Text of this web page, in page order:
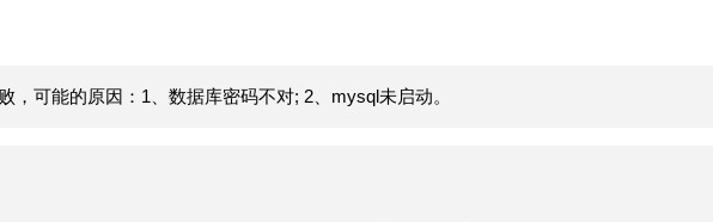
，可能的原因：1、数据库密码不对; 2、mysql未启动。